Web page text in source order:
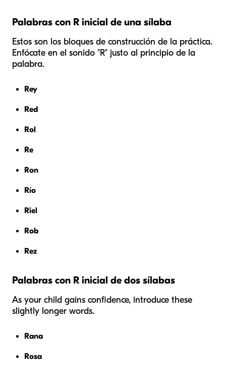
Palabras con R inicial de una sílaba
Estos son los bloques de construcción de la práctica.
Enfócate en el sonido "R" justo al principio de la
palabra.
Rey
Red
Rol
Re
Ron
Río
Riel
Rob
Rez
Palabras con R inicial de dos sílabas
As your child gains confidence, introduce these
slightly longer words.
Rana
Rosa